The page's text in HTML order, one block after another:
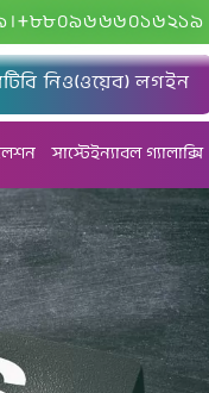
+৮৮০৯৬৬৬০১৬২১৯
নিও(ওয়েব) লগইন
সাস্টেইন্যাবল গ্যালাক্সি